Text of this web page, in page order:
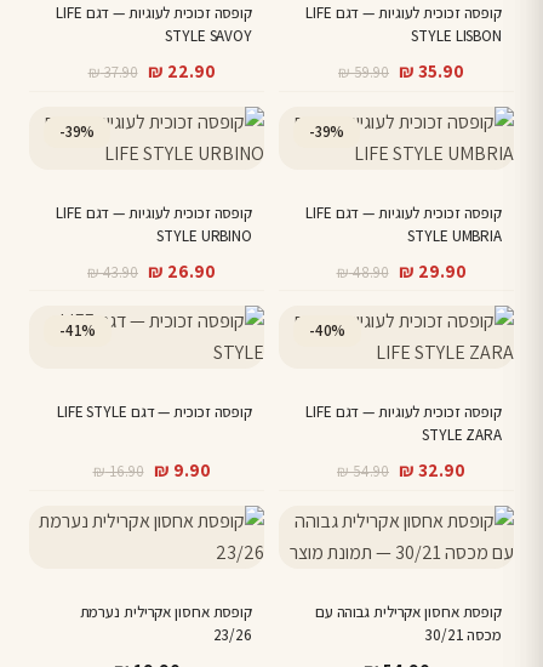
קופסה זכוכית לעוגיות — דגם LIFE
STYLE LISBON
₪59.90
המחיר
היה:
₪ 59.90.
₪ 35.90
המחיר
הוא:
₪ 35.90.
קופסה זכוכית לעוגיות — דגם LIFE
STYLE SAVOY
₪37.90
המחיר
היה:
₪ 37.90.
₪ 22.90
המחיר
הוא:
₪ 22.90.
-39%
קופסה זכוכית לעוגיות — דגם LIFE
STYLE UMBRIA
₪48.90
המחיר
היה:
₪ 48.90.
₪ 29.90
המחיר
הוא:
₪ 29.90.
-39%
קופסה זכוכית לעוגיות — דגם LIFE
STYLE URBINO
₪43.90
המחיר
היה:
₪ 26.90
המחיר
הוא:
-40%
קופסה זכוכית לעוגיות — דגם LIFE
STYLE ZARA
₪54.90
המחיר
היה:
₪ 54.90.
₪ 32.90
המחיר
הוא:
₪ 32.90.
-41%
קופסה זכוכית — דגם LIFE STYLE
₪16.90
המחיר
היה:
₪ 9.90
המחיר
הוא:
קופסת אחסון אקרילית גבוהה עם
מכסה 30/21
קופסת אחסון אקרילית נערמת
23/26